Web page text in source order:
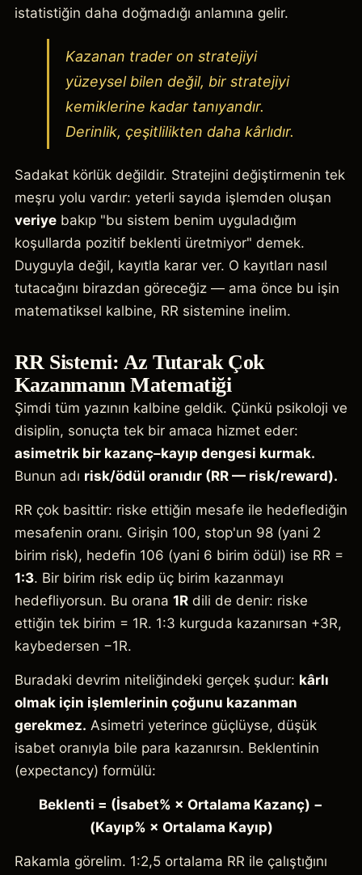
istatistiğin daha doğmadığı anlamına gelir.
Kazanan trader on stratejiyi
yüzeysel bilen değil, bir stratejiyi
kemiklerine kadar tanıyandır.
Derinlik, çeşitlilikten daha kârlıdır.
Sadakat körlük değildir. Stratejini değiştirmenin tek
meşru yolu vardır: yeterli sayıda işlemden oluşan
veriye bakıp "bu sistem benim uyguladığım
koşullarda pozitif beklenti üretmiyor" demek.
Duyguyla değil, kayıtla karar ver. O kayıtları nasıl
tutacağını birazdan göreceğiz — ama önce bu işin
matematiksel kalbine, RR sistemine inelim.
RR Sistemi: Az Tutarak Çok
Kazanmanın Matematiği
Şimdi tüm yazının kalbine geldik. Çünkü psikoloji ve
disiplin, sonuçta tek bir amaca hizmet eder:
asimetrik bir kazanç–kayıp dengesi kurmak.
Bunun adı risk/ödül oranıdır (RR — risk/reward).
RR çok basittir: riske ettiğin mesafe ile hedeflediğin
mesafenin oranı. Girişin 100, stop'un 98 (yani 2
birim risk), hedefin 106 (yani 6 birim ödül) ise RR =
1:3. Bir birim risk edip üç birim kazanmayı
hedefliyorsun. Bu orana 1R dili de denir: riske
ettiğin tek birim = 1R. 1:3 kurguda kazanırsan +3R,
kaybedersen −1R.
Buradaki devrim niteliğindeki gerçek şudur: kârlı
olmak için işlemlerinin çoğunu kazanman
gerekmez. Asimetri yeterince güçlüyse, düşük
isabet oranıyla bile para kazanırsın. Beklentinin
(expectancy) formülü:
Beklenti = (İsabet% × Ortalama Kazanç) −
(Kayıp% × Ortalama Kayıp)
Rakamla görelim. 1:2,5 ortalama RR ile çalıştığını